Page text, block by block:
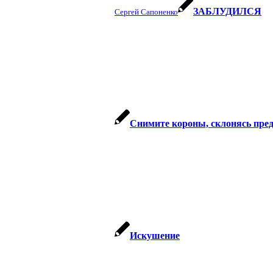
Сергей Сапоненко ЗАБЛУДИЛСЯ
Снимите короны, склонясь
Искушение